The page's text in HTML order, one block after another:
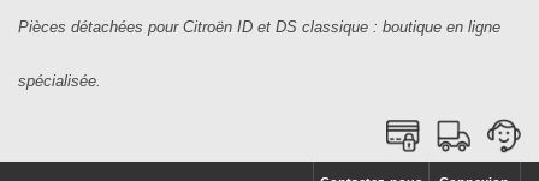
Pièces détachées pour Citroën ID et DS classique : boutique en ligne
spécialisée.